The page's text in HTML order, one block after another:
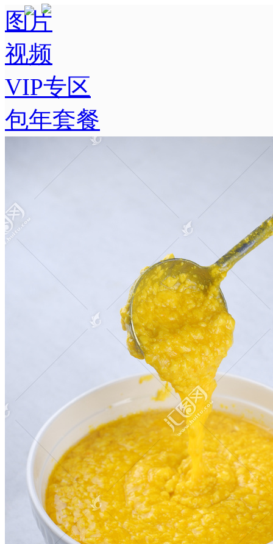
图片
视频
VIP专区
包年套餐